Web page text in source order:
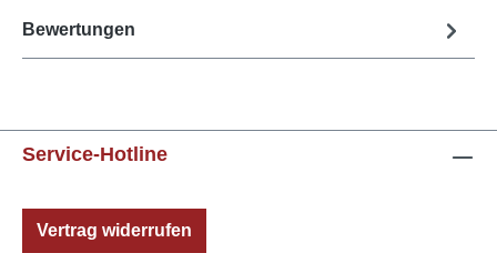
Bewertungen
Service-Hotline
Vertrag widerrufen